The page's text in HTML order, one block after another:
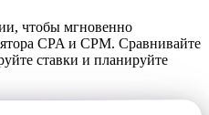
чтобы мгновенно
CPA и CPM. Сравнивайте
ставки и планируйте